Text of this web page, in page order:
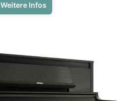
Weitere Infos